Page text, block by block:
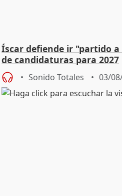
Íscar defiende ir "partido
de candidaturas para 2027
Sonido Totales 03/